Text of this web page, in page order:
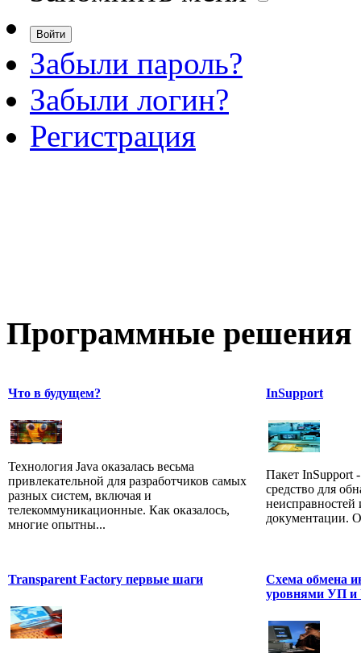
Забыли пароль?
Забыли логин?
Регистрация
Программные решения
Что в будущем?
Технология Java оказалась весьма
привлекательной для разработчиков самых
разных систем, включая и
телекоммуникационные. Как оказалось,
многие опытны...
InSupport
Пакет InSupport
средство для
неисправностей
документации.
Transparent Factory первые шаги
Схема обмена
уровнями УП